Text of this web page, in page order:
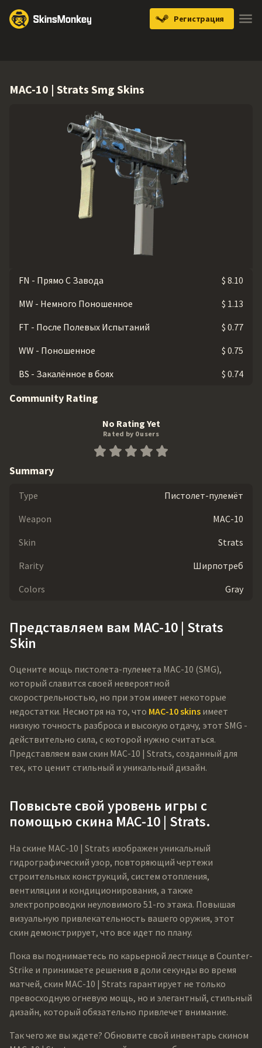
Регистрация
MAC-10 | Strats Smg Skins
FN - Прямо С Завода
$ 8.10
MW - Немного Поношенное
$ 1.13
FT - После Полевых Испытаний
$ 0.77
WW - Поношенное
$ 0.75
BS - Закалённое в боях
$ 0.74
Community Rating
No Rating Yet
Rated by 0 users
Summary
Type
Пистолет-пулемёт
Weapon
MAC-10
Skin
Strats
Rarity
Ширпотреб
Colors
Gray
Представляем вам MAC-10 | Strats
Skin
Оцените мощь пистолета-пулемета MAC-10 (SMG),
который славится своей невероятной
скорострельностью, но при этом имеет некоторые
недостатки. Несмотря на то, что MAC-10 skins имеет
низкую точность разброса и высокую отдачу, этот SMG -
действительно сила, с которой нужно считаться.
Представляем вам скин MAC-10 | Strats, созданный для
тех, кто ценит стильный и уникальный дизайн.
Повысьте свой уровень игры с
помощью скина MAC-10 | Strats.
На скине MAC-10 | Strats изображен уникальный
гидрографический узор, повторяющий чертежи
строительных конструкций, систем отопления,
вентиляции и кондиционирования, а также
электропроводки неуловимого 51-го этажа. Повышая
визуальную привлекательность вашего оружия, этот
скин демонстрирует, что все идет по плану.
Пока вы поднимаетесь по карьерной лестнице в Counter-
Strike и принимаете решения в доли секунды во время
матчей, скин MAC-10 | Strats гарантирует не только
превосходную огневую мощь, но и элегантный, стильный
дизайн, который обязательно привлечет внимание.
Так чего же вы ждете? Обновите свой инвентарь скином